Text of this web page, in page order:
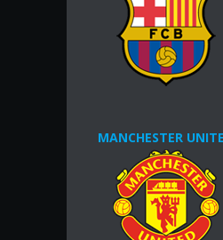
MANCHESTER